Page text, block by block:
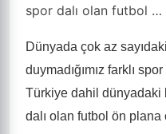
spor dalı olan futbol …
Dünyada çok az
duymadığımız farklı
Türkiye dahil dünyadaki
dalı olan futbol ön plana